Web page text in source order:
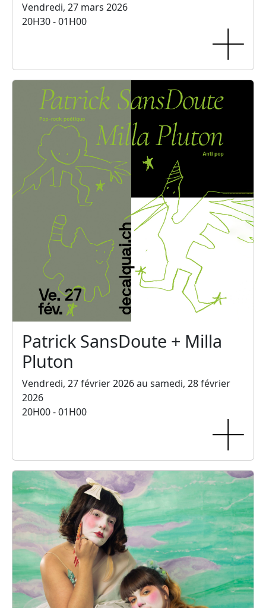
Vendredi, 27 mars 2026
20H30 - 01H00
Patrick SansDoute + Milla
Pluton
Vendredi, 27 février 2026 au samedi, 28 février
2026
20H00 - 01H00